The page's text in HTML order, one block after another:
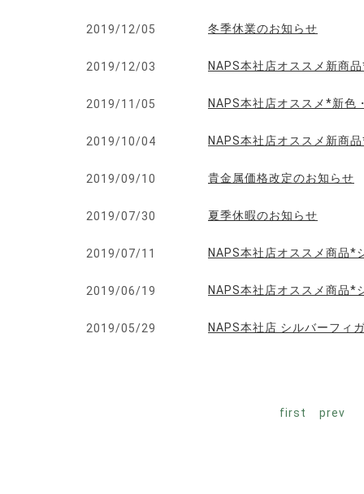
2019/12/05 冬季休業のお知らせ
2019/12/03 NAPS本社店オススメ新商
2019/11/05 NAPS本社店オススメ*新色
2019/10/04 NAPS本社店オススメ新商
2019/09/10 貴金属価格改定のお知らせ
2019/07/30 夏季休暇のお知らせ
2019/07/11 NAPS本社店オススメ商品*
2019/06/19 NAPS本社店オススメ商品*
2019/05/29 NAPS本社店 シルバーフィ
first prev